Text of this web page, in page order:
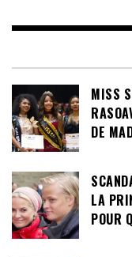
MISS
DE
LA
POUR